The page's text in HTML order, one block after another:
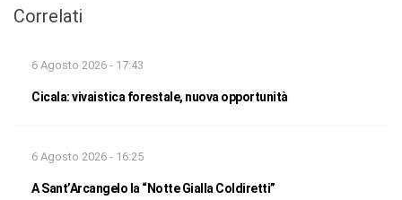
Correlati
6 Agosto 2026 - 17:43
Cicala: vivaistica forestale, nuova opportunità
6 Agosto 2026 - 16:25
A Sant’Arcangelo la “Notte Gialla Coldiretti”